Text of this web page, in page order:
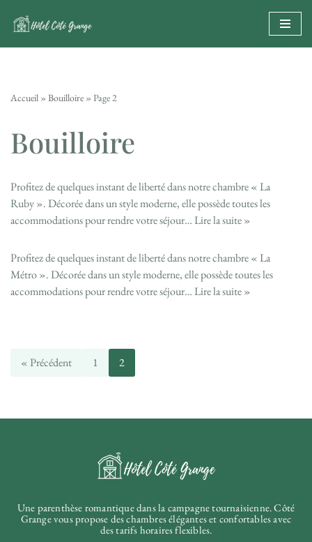
Accueil »Bouilloire »Page 2
Bouilloire
Profitez de quelques instant de liberté dans notre chambre « La
Ruby ». Décorée dans un style moderne, elle possède toutes les
accommodations pour rendre votre séjour…Lire la suite »
Profitez de quelques instant de liberté dans notre chambre « La
Métro ». Décorée dans un style moderne, elle possède toutes les
accommodations pour rendre votre séjour…Lire la suite »
« Précédent 1 2
Une parenthèse romantique dans la campagne tournaisienne. Côté
Grange vous propose des chambres élégantes et confortables avec
des tarifs horaires flexibles.